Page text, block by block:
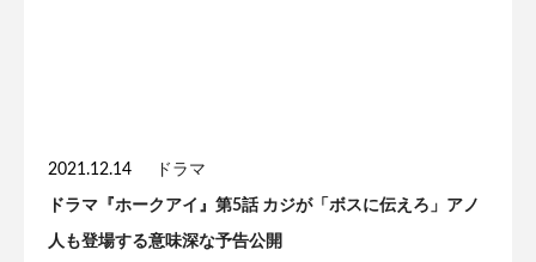
2021.12.14 ドラマ
ドラマ『ホークアイ』第5話 カジが「ボスに伝えろ」アノ
人も登場する意味深な予告公開